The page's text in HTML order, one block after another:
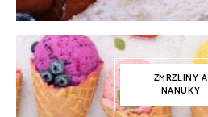
ZMRZLINY A
NANUKY